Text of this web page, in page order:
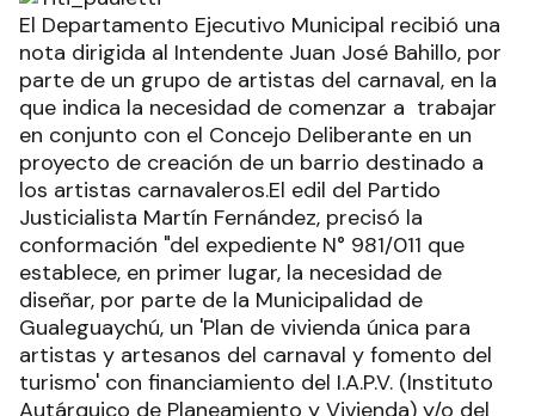
El Departamento Ejecutivo Municipal recibió una
nota dirigida al Intendente Juan José Bahillo, por
parte de un grupo de artistas del carnaval, en la
que indica la necesidad de comenzar a trabajar
en conjunto con el Concejo Deliberante en un
proyecto de creación de un barrio destinado a
los artistas carnavaleros.El edil del Partido
Justicialista Martín Fernández, precisó la
conformación "del expediente N° 981/011 que
establece, en primer lugar, la necesidad de
diseñar, por parte de la Municipalidad de
Gualeguaychú, un 'Plan de vivienda única para
artistas y artesanos del carnaval y fomento del
turismo' con financiamiento del I.A.P.V. (Instituto
Autárquico de Planeamiento y Vivienda) y/o del